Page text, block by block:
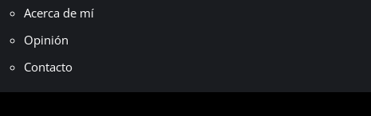
Acerca de mí
Opinión
Contacto